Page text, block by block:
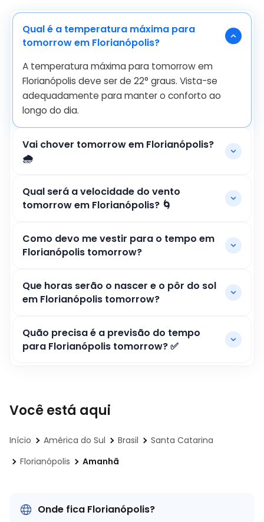
Qual é a temperatura máxima para
tomorrow em Florianópolis?
A temperatura máxima para tomorrow em
Florianópolis deve ser de 22° graus. Vista-se
adequadamente para manter o conforto ao
longo do dia.
Vai chover tomorrow em Florianópolis?
🌧️
Qual será a velocidade do vento
tomorrow em Florianópolis? 🌀
Como devo me vestir para o tempo em
Florianópolis tomorrow?
Que horas serão o nascer e o pôr do sol
em Florianópolis tomorrow?
Quão precisa é a previsão do tempo
para Florianópolis tomorrow? ✅
Você está aqui
Início América do Sul Brasil
Santa Catarina
Florianópolis
Amanhã
Onde fica Florianópolis?